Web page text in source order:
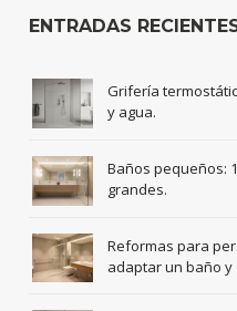
ENTRADAS
Grifería
y agua.
Baños pequeños:
grandes.
Reformas para
adaptar un baño y